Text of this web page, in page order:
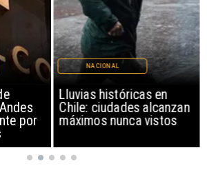
por
Lluvias históricas en
Chile: ciudades alcanzan
máximos nunca vistos
NACIONAL